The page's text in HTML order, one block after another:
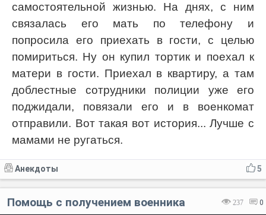
самостоятельной жизнью. На днях, с ним
связалась его мать по телефону и
попросила его приехать в гости, с целью
помириться. Ну он купил тортик и поехал к
матери в гости. Приехал в квартиру, а там
доблестные сотрудники полиции уже его
поджидали, повязали его и в военкомат
отправили. Вот такая вот история... Лучше с
мамами не ругаться.
5
Анекдоты
237 0
Помощь с получением военника